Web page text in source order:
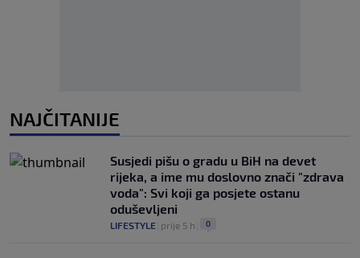
NAJČITANIJE
Susjedi pišu o gradu u BiH na devet
rijeka, a ime mu doslovno znači "zdrava
voda": Svi koji ga posjete ostanu
oduševljeni
LIFESTYLE prije 5 h 0